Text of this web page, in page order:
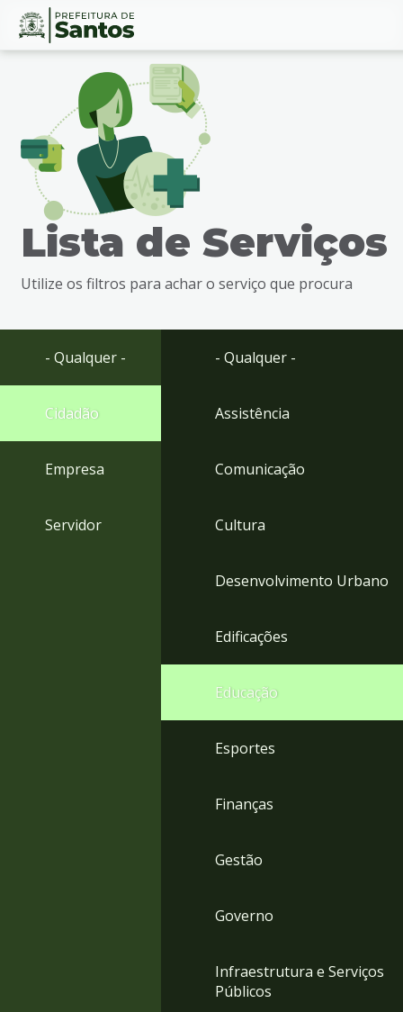
Ir
busca
Ir
rodapé
Conteúdo
Lista de Serviços
Utilize os filtros para achar o serviço que procura
- Qualquer -
Cidadão
Empresa
Servidor
- Qualquer -
Assistência
Comunicação
Cultura
Desenvolvimento Urbano
Edificações
Educação
Esportes
Finanças
Gestão
Governo
Infraestrutura e Serviços
Públicos